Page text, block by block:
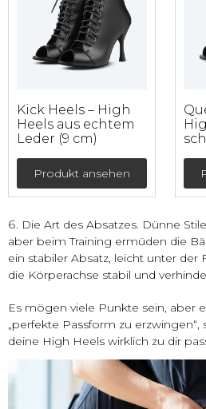
Kick Heels – High
Heels aus echtem
Leder (9 cm)
Produkt ansehen
Die Art des Absatzes. Dünne
aber beim Training ermüden die
ein stabiler Absatz, leicht unter der
die Körperachse stabil und
Es mögen viele Punkte sein, aber
„perfekte Passform zu erzwingen“,
deine High Heels wirklich zu dir